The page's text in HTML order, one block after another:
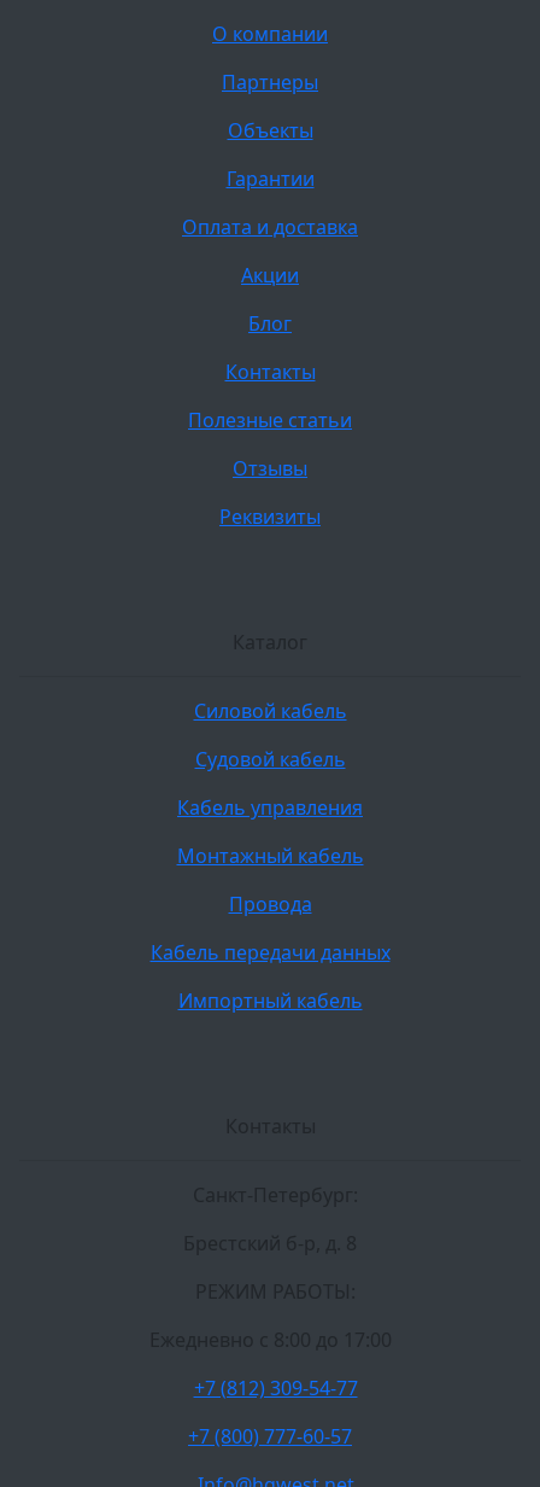
О компании
Партнеры
Объекты
Гарантии
Оплата и доставка
Акции
Блог
Контакты
Полезные статьи
Отзывы
Реквизиты
Каталог
Силовой кабель
Судовой кабель
Кабель управления
Монтажный кабель
Провода
Кабель передачи данных
Импортный кабель
Контакты
Санкт-Петербург:
Брестский б-р, д. 8
РЕЖИМ РАБОТЫ:
Ежедневно c 8:00 до 17:00
+7 (812) 309-54-77
+7 (800) 777-60-57